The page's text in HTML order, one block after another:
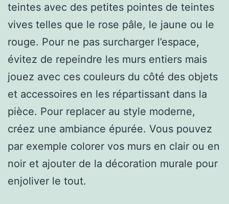
teintes avec des petites pointes de teintes
vives telles que le rose pâle, le jaune ou le
rouge. Pour ne pas surcharger l’espace,
évitez de repeindre les murs entiers mais
jouez avec ces couleurs du côté des objets
et accessoires en les répartissant dans la
pièce. Pour replacer au style moderne,
créez une ambiance épurée. Vous pouvez
par exemple colorer vos murs en clair ou en
noir et ajouter de la décoration murale pour
enjoliver le tout.